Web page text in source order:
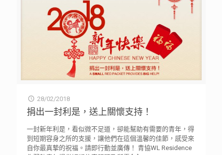
28/02/2018
捐出一封利是，送上關懷支持！
一封新年利是，看似微不足道，卻能幫助有需要的青年，得
到短期容身之所的支援，讓他們在這個溫馨的佳節，感受來
自你最真摯的祝福。請即行動並廣傳！ 青協WL Residence